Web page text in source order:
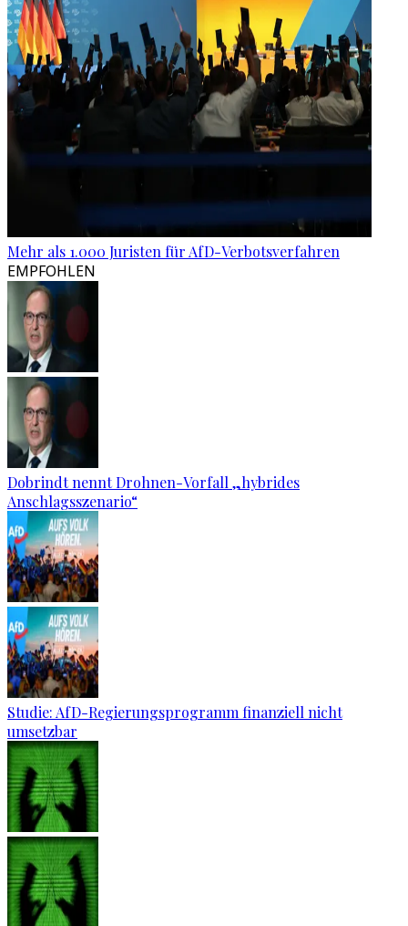
Mehr als 1.000 Juristen für AfD-Verbotsverfahren
EMPFOHLEN
Dobrindt nennt Drohnen-Vorfall „hybrides
Anschlagsszenario“
Studie: AfD-Regierungsprogramm finanziell nicht
umsetzbar